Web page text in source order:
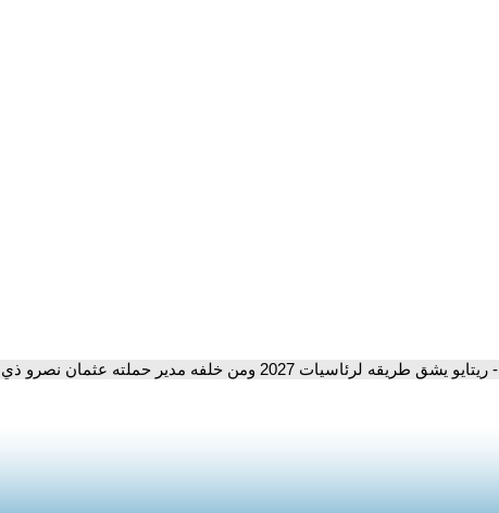
- ريتايو يشق طريقه لرئاسيات 2027 ومن خلفه مدير حملته عثمان نصرو ذي الأصول المغربية